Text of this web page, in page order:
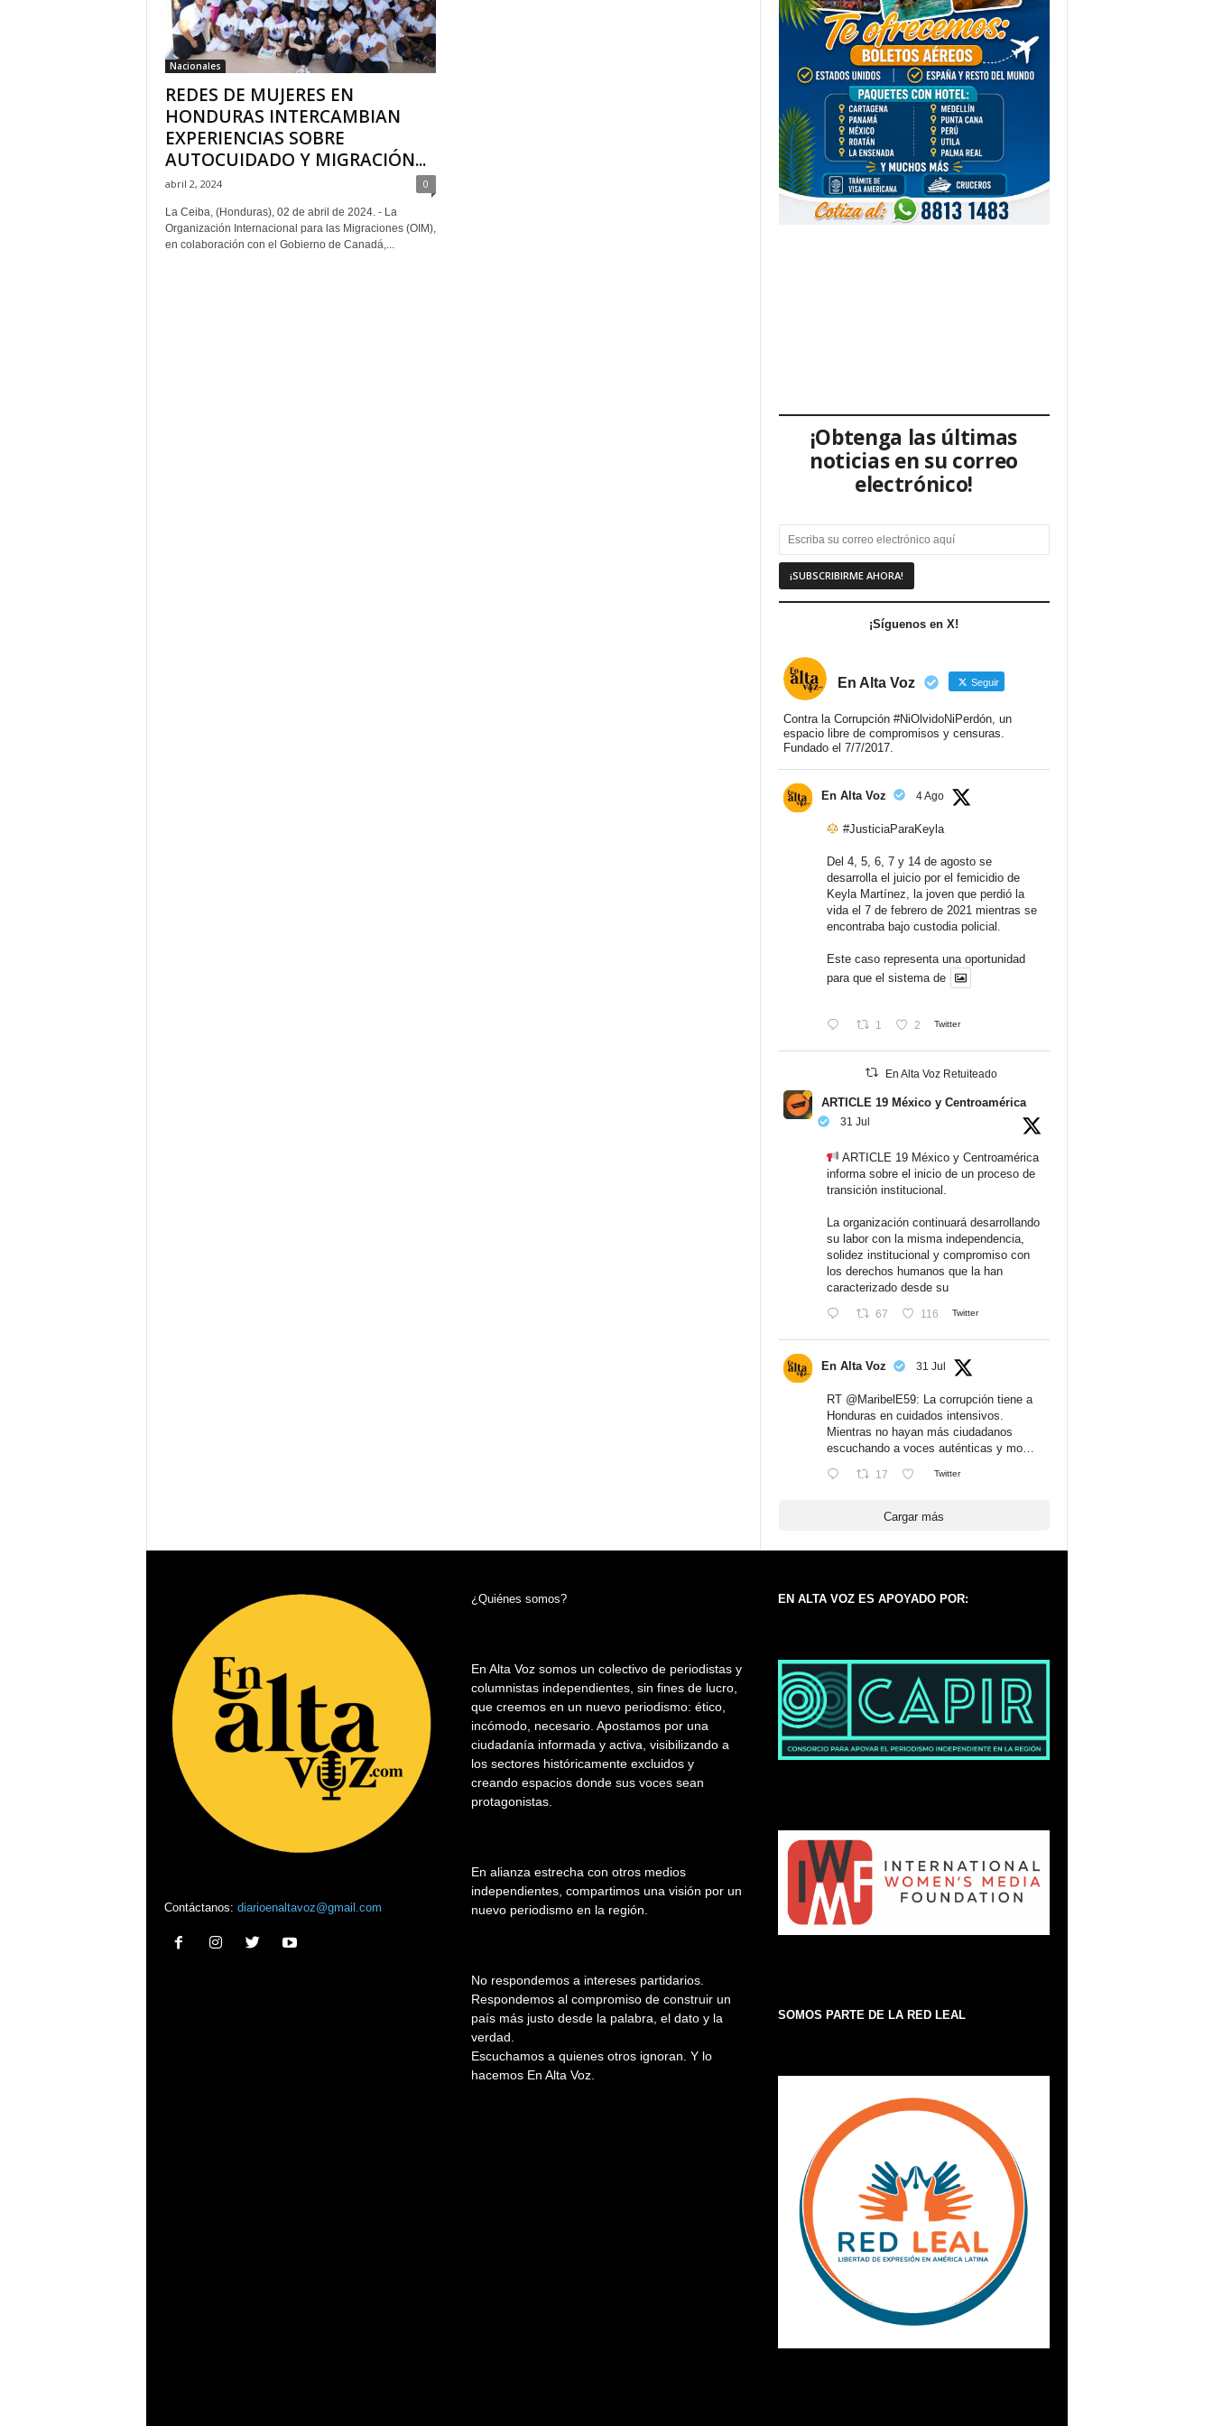
Nacionales
REDES DE MUJERES EN
HONDURAS INTERCAMBIAN
EXPERIENCIAS SOBRE
AUTOCUIDADO Y MIGRACIÓN...
abril 2, 2024 0
La Ceiba, (Honduras), 02 de abril de 2024. - La
Organización Internacional para las Migraciones (OIM),
en colaboración con el Gobierno de Canadá,...
¡Obtenga las últimas
noticias en su correo
electrónico!
¡Síguenos en X!
En Alta Voz Seguir
Contra la Corrupción #NiOlvidoNiPerdón, un
espacio libre de compromisos y censuras.
Fundado el 7/7/2017.
En Alta Voz 4 Ago
#JusticiaParaKeyla
Del 4, 5, 6, 7 y 14 de agosto se
desarrolla el juicio por el femicidio de
Keyla Martínez, la joven que perdió la
vida el 7 de febrero de 2021 mientras se
encontraba bajo custodia policial.
Este caso representa una oportunidad
para que el sistema de
1 2 Twitter
En Alta Voz Retuiteado
ARTICLE 19 México y Centroamérica
31 Jul
ARTICLE 19 México y Centroamérica
informa sobre el inicio de un proceso de
transición institucional.
La organización continuará desarrollando
su labor con la misma independencia,
solidez institucional y compromiso con
los derechos humanos que la han
caracterizado desde su
67 116 Twitter
En Alta Voz 31 Jul
RT @MaribelE59: La corrupción tiene a
Honduras en cuidados intensivos.
Mientras no hayan más ciudadanos
escuchando a voces auténticas y mo…
17 Twitter
Cargar más
Contáctanos: diarioenaltavoz@gmail.com
¿Quiénes somos?
En Alta Voz somos un colectivo de periodistas y
columnistas independientes, sin fines de lucro,
que creemos en un nuevo periodismo: ético,
incómodo, necesario. Apostamos por una
ciudadanía informada y activa, visibilizando a
los sectores históricamente excluidos y
creando espacios donde sus voces sean
protagonistas.
En alianza estrecha con otros medios
independientes, compartimos una visión por un
nuevo periodismo en la región.
No respondemos a intereses partidarios.
Respondemos al compromiso de construir un
país más justo desde la palabra, el dato y la
verdad.
Escuchamos a quienes otros ignoran. Y lo
hacemos En Alta Voz.
EN ALTA VOZ ES APOYADO POR:
SOMOS PARTE DE LA RED LEAL